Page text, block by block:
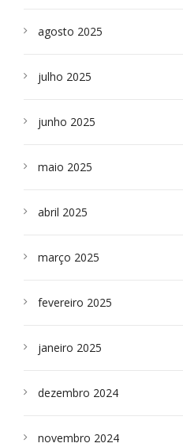
agosto 2025
julho 2025
junho 2025
maio 2025
abril 2025
março 2025
fevereiro 2025
janeiro 2025
dezembro 2024
novembro 2024